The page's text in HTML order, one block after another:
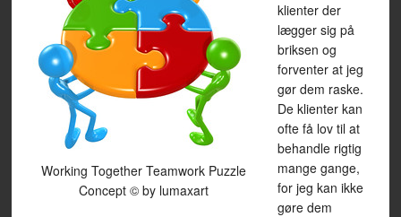
Working Together Teamwork Puzzle
Concept © by lumaxart
klienter der
lægger sig på
briksen og
forventer at jeg
gør dem raske.
De klienter kan
ofte få lov til at
behandle rigtig
mange gange,
for jeg kan ikke
gøre dem